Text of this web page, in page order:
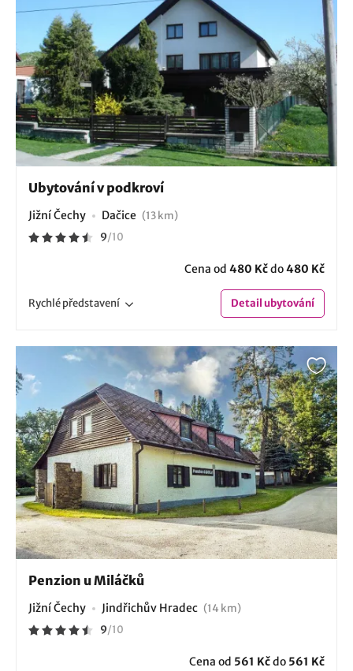
Ubytování v podkroví
Jižní Čechy Dačice (13 km)
9/10
Cena od 480 Kčdo480 Kč
Rychlépředstavení Detailubytování
Penzion u Miláčků
Jižní Čechy Jindřichův Hradec (14 km)
9/10
Cena od 561 Kčdo 561 Kč